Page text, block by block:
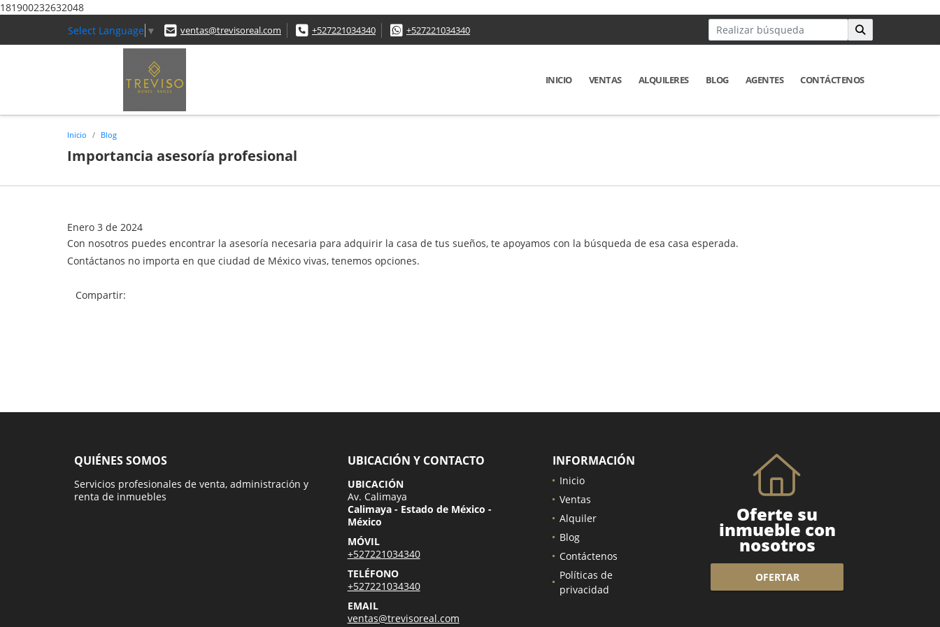
181900232632048
Select Language ▼ ventas@trevisoreal.com +527221034340 +527221034340
INICIO VENTAS ALQUILERES BLOG AGENTES CONTÁCTENOS
Inicio Blog
Importancia asesoría profesional
Enero 3 de 2024
Con nosotros puedes encontrar la asesoría necesaria para adquirir la casa de tus sueños, te apoyamos con la búsqueda de esa casa esperada.
Contáctanos no importa en que ciudad de México vivas, tenemos opciones.
Compartir:
QUIÉNES SOMOS
Servicios profesionales de venta, administración y
renta de inmuebles
UBICACIÓN Y CONTACTO
UBICACIÓN
Av. Calimaya
Calimaya - Estado de México -
México
MÓVIL
+527221034340
TELÉFONO
+527221034340
EMAIL
ventas@trevisoreal.com
INFORMACIÓN
Inicio
Ventas
Alquiler
Blog
Contáctenos
Políticas de
privacidad
Oferte su
inmueble con
nosotros
OFERTAR